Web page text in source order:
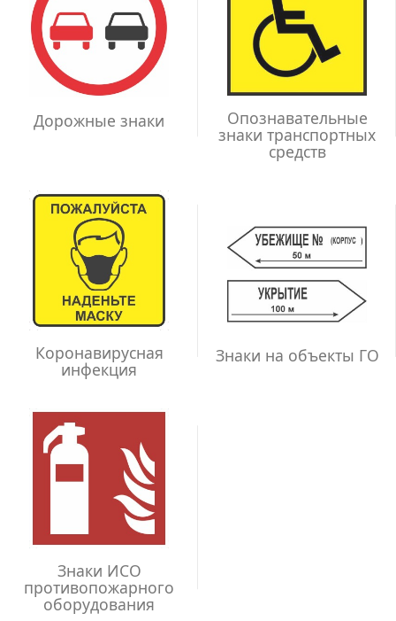
Дорожные знаки Опознавательные
знаки транспортных
средств
Коронавирусная
инфекция
Знаки на объекты ГО
Знаки ИСО
противопожарного
оборудования